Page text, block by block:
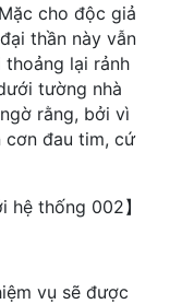
cho độc giả
thần này vẫn
thoảng lại rảnh
tường nhà
rằng, bởi vì
cơn đau tim, cứ
hệ thống 002】
vụ sẽ được